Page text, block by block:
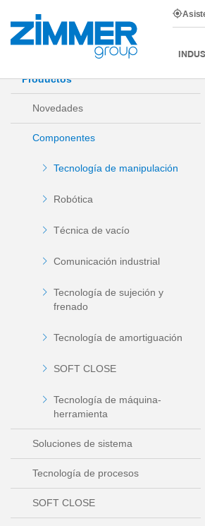
Inicio Productos Componentes
Productos
Novedades
Componentes
Tecnología de manipulación
Robótica
Técnica de vacío
Comunicación industrial
Tecnología de sujeción y
frenado
Tecnología de amortiguación
SOFT CLOSE
Tecnología de máquina-
herramienta
Soluciones de sistema
Tecnología de procesos
SOFT CLOSE